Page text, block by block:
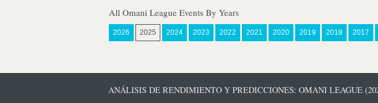
All Omani League Events By Years
2026 2025 2024 2023 2022 2021 2020 2019 2018 2017
ANÁLISIS DE RENDIMIENTO Y PREDICCIONES: OMANI LEAGUE